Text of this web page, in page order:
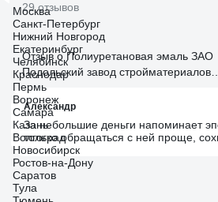
29 отзывов
Отзыв о Полиуретановая эмаль ЗАО
Подольский завод стройматериалов
БЕТЭЛАСТ цвет серый 5 кг
Александр
За небольшие деньги напоминает
только обращаться с ней проще,
Москва
Санкт-Петербург
Нижний Новгород
Екатеринбург
Челябинск
Краснодар
Пермь
Воронеж
Самара
Казань
Волгоград
Новосибирск
Ростов-на-Дону
Саратов
Тула